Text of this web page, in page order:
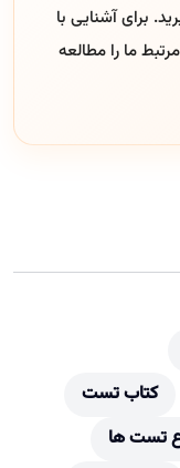
برای آشنایی با
ما را مطالعه
کتاب تست
تست ها